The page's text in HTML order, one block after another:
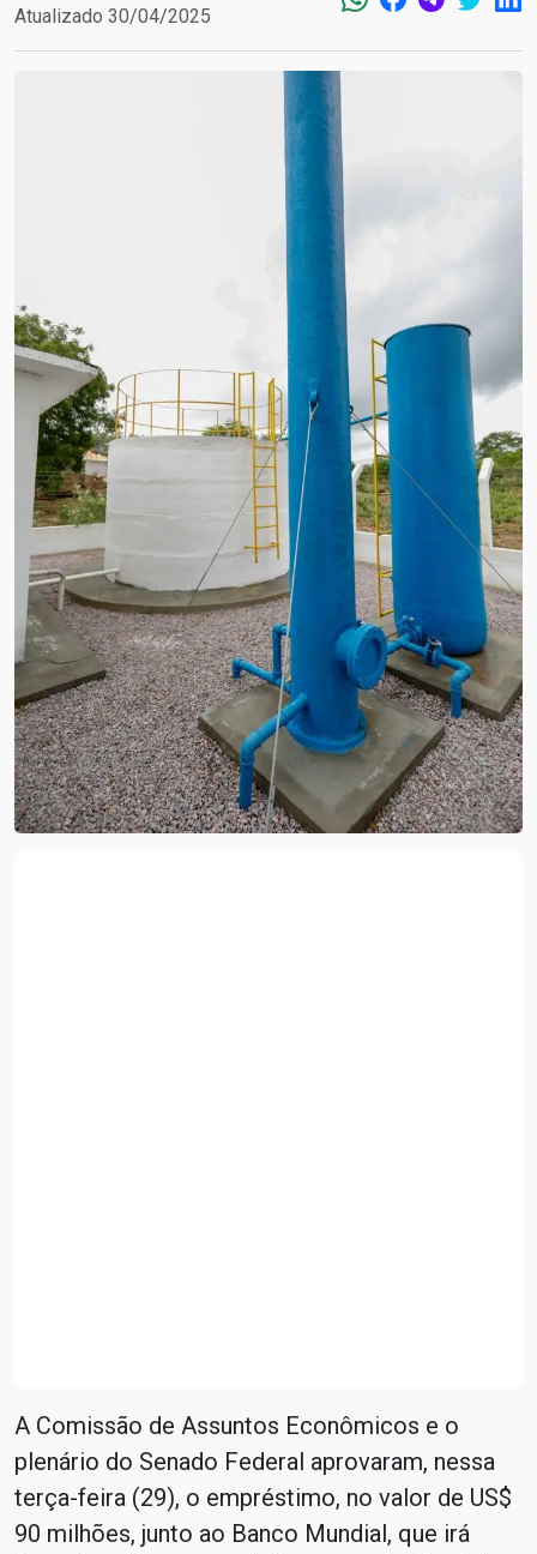
Atualizado 30/04/2025
A Comissão de Assuntos Econômicos e o
plenário do Senado Federal aprovaram, nessa
terça-feira (29), o empréstimo, no valor de US$
90 milhões, junto ao Banco Mundial, que irá